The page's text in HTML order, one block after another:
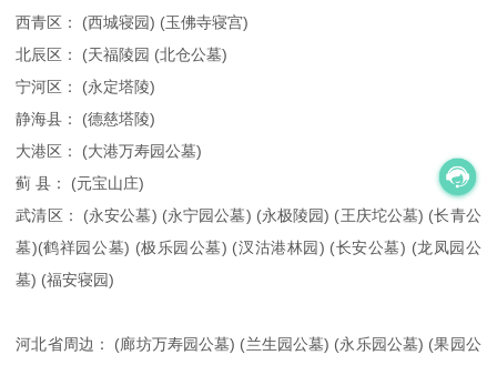
西青区： (西城寝园) (玉佛寺寝宫)
北辰区： (天福陵园 (北仓公墓)
宁河区： (永定塔陵)
静海县： (德慈塔陵)
大港区： (大港万寿园公墓)
蓟 县： (元宝山庄)
武清区： (永安公墓) (永宁园公墓) (永极陵园) (王庆坨公墓) (长青公
墓)(鹤祥园公墓) (极乐园公墓) (汊沽港林园) (长安公墓) (龙凤园公
墓) (福安寝园)
河北省周边： (廊坊万寿园公墓) (兰生园公墓) (永乐园公墓) (果园公